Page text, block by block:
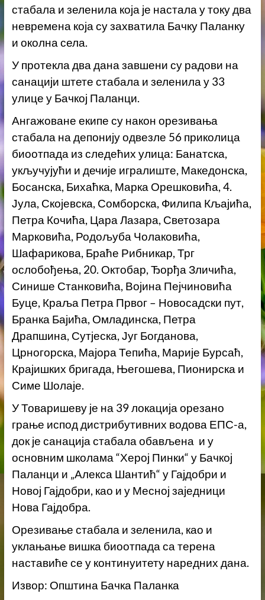
стабала и зеленила која је настала у току два
невремена која су захватила Бачку Паланку
и околна села.
У протекла два дана завшени су радови на
санацији штете стабала и зеленила у 33
улице у Бачкој Паланци.
Ангажоване екипе су након орезивања
стабала на депонију одвезле 56 приколица
биоотпада из следећих улица: Банатска,
укључујући и дечије игралиште, Македонска,
Босанска, Бихаћка, Марка Орешковића, 4.
Јула, Скојевска, Сомборска, Филипа Кљајића,
Петра Кочића, Цара Лазара, Светозара
Марковића, Родољуба Чолаковића,
Шафарикова, Браће Рибникар, Трг
ослобођења, 20. Октобар, Ђорђа Зличића,
Синише Станковића, Војина Пејчиновића
Буце, Краља Петра Првог – Новосадски пут,
Бранка Бајића, Омладинска, Петра
Драпшина, Сутјеска, Југ Богданова,
Црногорска, Мајора Тепића, Марије Бурсаћ,
Крајишких бригада, Његошева, Пионирска и
Симе Шолаје.
У Товаришеву је на 39 локација орезано
грање испод дистрибутивних водова ЕПС-а,
док је санација стабала обављена и у
основним школама “Херој Пинки“ у Бачкој
Паланци и „Алекса Шантић“ у Гајдобри и
Новој Гајдобри, као и у Месној заједници
Нова Гајдобра.
Орезивање стабала и зеленила, као и
уклањање вишка биоотпада са терена
наставиће се у континуитету наредних дана.
Извор: Општина Бачка Паланка